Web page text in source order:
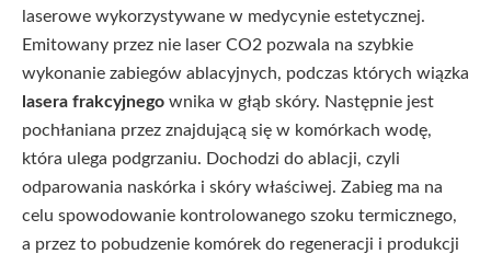
laserowe wykorzystywane w medycynie estetycznej.
Emitowany przez nie laser CO2 pozwala na szybkie
wykonanie zabiegów ablacyjnych, podczas których wiązka
lasera frakcyjnego wnika w głąb skóry. Następnie jest
pochłaniana przez znajdującą się w komórkach wodę,
która ulega podgrzaniu. Dochodzi do ablacji, czyli
odparowania naskórka i skóry właściwej. Zabieg ma na
celu spowodowanie kontrolowanego szoku termicznego,
a przez to pobudzenie komórek do regeneracji i produkcji